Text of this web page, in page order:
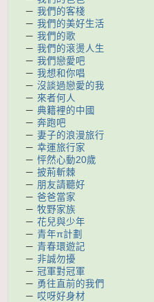
－ 我們的客棧
－ 我們的美好生活
－ 我們的歌
－ 我們的滾燙人生
－ 我們戀愛吧
－ 我想和你唱
－ 沒談過戀愛的我
－ 來者何人
－ 典籍裡的中國
－ 奔跑吧
－ 妻子的浪漫旅行
－ 幸運旅行家
－ 怦然心動20歲
－ 披荊斬棘
－ 朋友請聽好
－ 爸爸當家
－ 牧野家族
－ 花兒與少年
－ 青年π計劃
－ 青春環遊記
－ 非誠勿擾
－ 冠軍對冠軍
－ 勇往直前的我們
－ 哎呀好身材